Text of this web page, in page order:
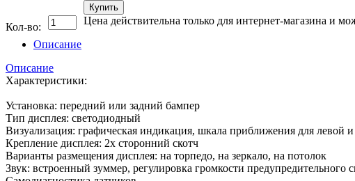
Кол-во:
Купить
Цена действительна только для интернет-магазина и
Описание
Описание
Характеристики:
Установка: передний или задний бампер
Тип дисплея: светодиодный
Визуализация: графическая индикация, шкала приближения для левой
Крепление дисплея: 2х сторонний скотч
Варианты размещения дисплея: на торпедо, на зеркало, на потолок
Звук: встроенный зуммер, регулировка громкости предупредительного